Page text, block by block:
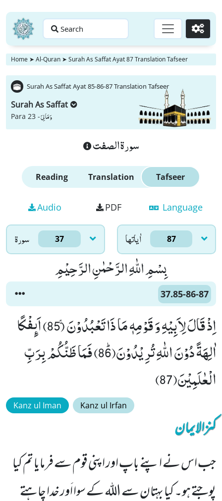
Search Go
Home ➤ Al-Quran ➤ Surah As Saffat Ayat 87 Translation Tafseer
Surah As Saffat Ayat 85-86-87 Translation Tafseer
Surah As Saffat
Para 23 -وَ مَا لِیَ
سورة الصفت
Reading Translation Tafseer
Audio PDF Language
سورۃ 37 اٰياتها 87
بِسْمِ اللّٰهِ الرَّحْمٰنِ الرَّحِیْمِ
37.85-86-87
اِذْ قَالَ لِاَبِیْهِ وَ قَوْمِهٖ مَا ذَا تَعْبُدُوْنَۚ (85) اَىٕفْكًا
اٰلِهَةً دُوْنَ اللّٰهِ تُرِیْدُوْنَﭤ(86) فَمَا ظَنُّكُمْ بِرَبِّ
الْعٰلَمِیْنَ(87)
Kanz ul Iman Kanz ul Irfan
کنزالایمان
جب اس نے اپنے باپ اور اپنی قوم سے فرمایا تم کیا
پوجتے ہو۔ کیا بہتان سے اللہ کے سوا اَور خدا چاہتے